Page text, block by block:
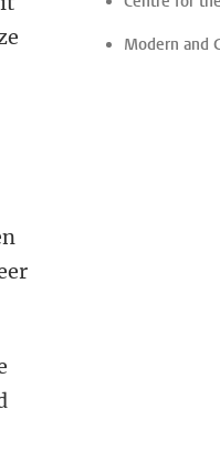
Modern and